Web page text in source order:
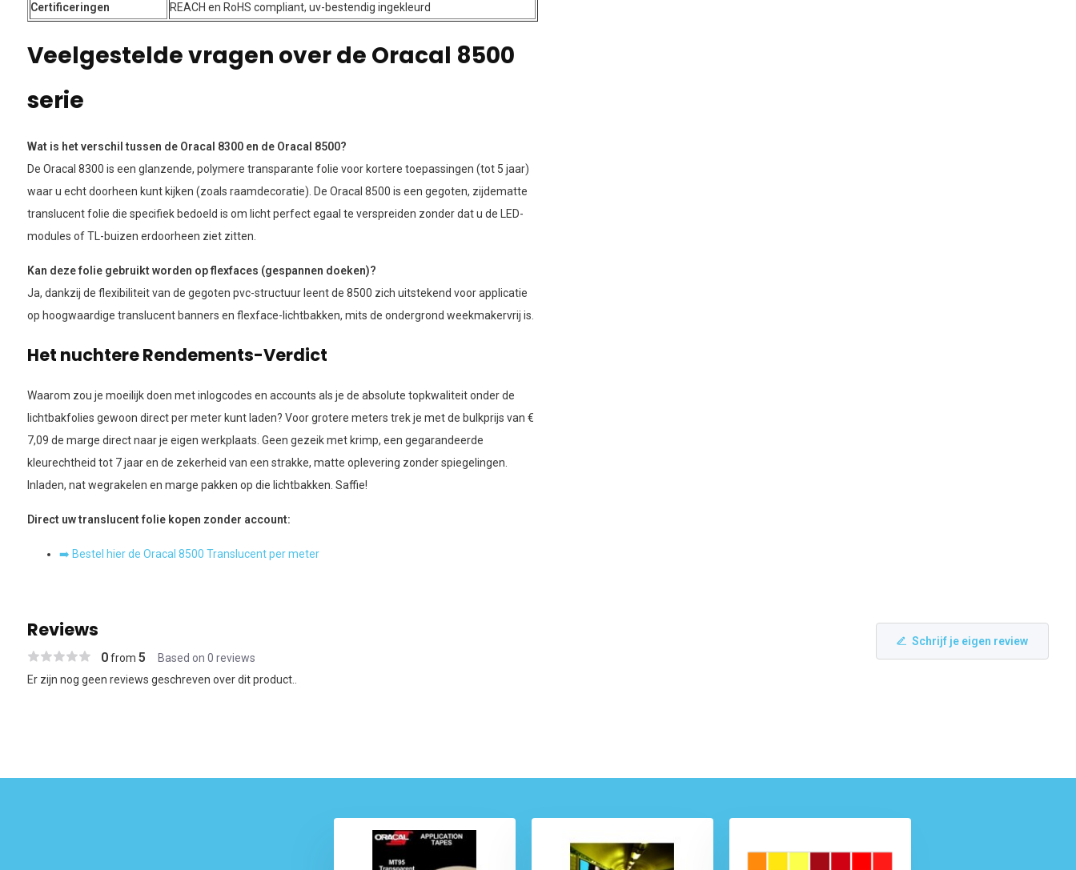
Certificeringen
REACH en RoHS compliant, uv-bestendig ingekleurd
Veelgestelde vragen over de Oracal 8500
serie
Wat is het verschil tussen de Oracal 8300 en de Oracal 8500?
De Oracal 8300 is een glanzende, polymere transparante folie voor kortere toepassingen (tot 5 jaar)
waar u echt doorheen kunt kijken (zoals raamdecoratie). De Oracal 8500 is een gegoten, zijdematte
translucent folie die specifiek bedoeld is om licht perfect egaal te verspreiden zonder dat u de LED-
modules of TL-buizen erdoorheen ziet zitten.
Kan deze folie gebruikt worden op flexfaces (gespannen doeken)?
Ja, dankzij de flexibiliteit van de gegoten pvc-structuur leent de 8500 zich uitstekend voor applicatie
op hoogwaardige translucent banners en flexface-lichtbakken, mits de ondergrond weekmakervrij is.
Het nuchtere Rendements-Verdict
Waarom zou je moeilijk doen met inlogcodes en accounts als je de absolute topkwaliteit onder de
lichtbakfolies gewoon direct per meter kunt laden? Voor grotere meters trek je met de bulkprijs van €
7,09 de marge direct naar je eigen werkplaats. Geen gezeik met krimp, een gegarandeerde
kleurechtheid tot 7 jaar en de zekerheid van een strakke, matte oplevering zonder spiegelingen.
Inladen, nat wegrakelen en marge pakken op die lichtbakken. Saffie!
Direct uw translucent folie kopen zonder account:
➡️ Bestel hier de Oracal 8500 Translucent per meter
Reviews
0from 5 Based on 0 reviews
Schrijf je eigen review
Er zijn nog geen reviews geschreven over dit product..